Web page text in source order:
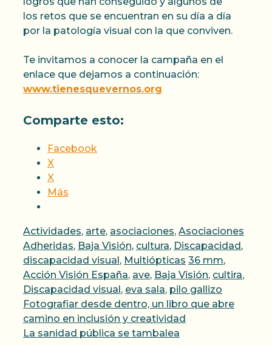
los retos que se encuentran en su día a día
por la patología visual con la que conviven.
Te invitamos a conocer la campaña en el
enlace que dejamos a continuación:
www.tienesquevernos.org
Comparte esto:
Facebook
X
X
Más
Categorías
Actividades, arte, asociaciones, Asociaciones
Adheridas, Baja Visión, cultura, Discapacidad,
discapacidad visual, Multiópticas Etiquetas
36 mm,
Acción Visión España, ave, Baja Visión, cultira,
Discapacidad visual, eva sala, pilo gallizo
Fotografiar desde dentro, un libro que abre
camino en inclusión y creatividad
La sanidad pública se tambalea